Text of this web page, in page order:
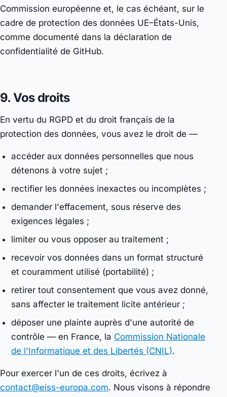
Commission européenne et, le cas échéant, sur le
cadre de protection des données UE–États-Unis,
comme documenté dans la déclaration de
confidentialité de GitHub.
9. Vos droits
En vertu du RGPD et du droit français de la
protection des données, vous avez le droit de —
accéder aux données personnelles que nous
détenons à votre sujet ;
rectifier les données inexactes ou incomplètes ;
demander l'effacement, sous réserve des
exigences légales ;
limiter ou vous opposer au traitement ;
recevoir vos données dans un format structuré
et couramment utilisé (portabilité) ;
retirer tout consentement que vous avez donné,
sans affecter le traitement licite antérieur ;
déposer une plainte auprès d'une autorité de
contrôle — en France, la Commission Nationale
de l'Informatique et des Libertés (CNIL).
Pour exercer l'un de ces droits, écrivez à
contact@eiss-europa.com. Nous visons à répondre